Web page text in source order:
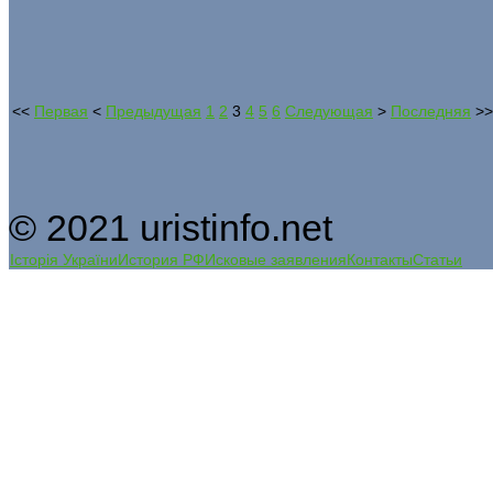
<< Первая < Предыдущая 1 2 3 4 5 6 Следующая > Последняя >>
© 2021 uristinfo.net
Історія УкраїниИстория РФИсковые заявленияКонтактыСтатьи